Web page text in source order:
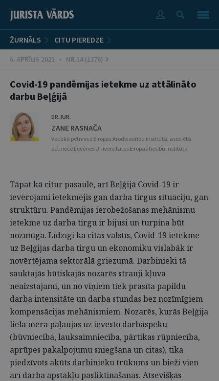
ŽURNĀLS CITU PIEREDZE
6. APRĪLIS 2021 • NR.14 (1176)
Covid-19 pandēmijas ietekme uz attālināto
darbu Beļģijā
DR. IUR.
ZANE RASNAČA
Vecākā pētniece Eiropas Arodbiedrību institūtā, asociētā
pētniece Lēvenes Universitātes Eiropas tiesību institūtā
Tāpat kā citur pasaulē, arī Beļģijā Covid-19 ir
ievērojami ietekmējis gan darba tirgus situāciju, gan
struktūru. Pandēmijas ierobežošanas mehānismu
ietekme uz darba tirgu ir bijusi un turpina būt
nozīmīga. Līdzīgi kā citās valstīs, Covid-19 ietekme
uz Beļģijas darba tirgu un ekonomiku vislabāk ir
novērtējama sektorālā griezumā. Darbinieki tā
sauktajās būtiskajās nozarēs strauji kļuva
neaizstājami, un no viņiem tiek prasīta papildu
darba intensitāte un darba stundas bez nozīmīgiem
kompensācijas mehānismiem. Nozarēs, kurās Beļģija
lielā mērā paļaujas uz ievesto darbaspēku
(būvniecība, lauksaimniecība, pārtikas rūpniecība,
aprūpes pakalpojumu sniegšana un citas), tika
piedzīvots akūts darbinieku trūkums un bieži vien
arī darba apstākļu pasliktināšanās. Atsevišķās